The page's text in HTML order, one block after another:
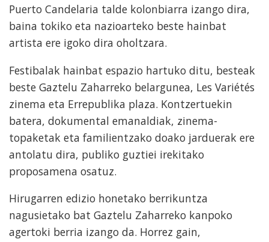
Puerto Candelaria talde kolonbiarra izango dira,
baina tokiko eta nazioarteko beste hainbat
artista ere igoko dira oholtzara.
Festibalak hainbat espazio hartuko ditu, besteak
beste Gaztelu Zaharreko belargunea, Les Variétés
zinema eta Errepublika plaza. Kontzertuekin
batera, dokumental emanaldiak, zinema-
topaketak eta familientzako doako jarduerak ere
antolatu dira, publiko guztiei irekitako
proposamena osatuz.
Hirugarren edizio honetako berrikuntza
nagusietako bat Gaztelu Zaharreko kanpoko
agertoki berria izango da. Horrez gain,